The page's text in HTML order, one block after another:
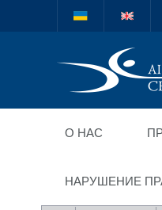
"СНІД
О НАС
НАРУШЕНИЕ